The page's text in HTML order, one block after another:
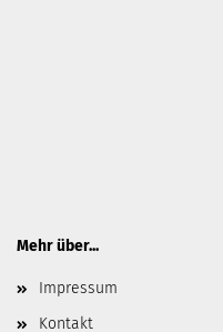
Mehr über...
Impressum
Kontakt